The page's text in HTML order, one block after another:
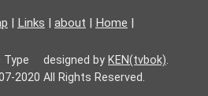
Links about Home
Type designed by KEN(tvbok).
2020 All Rights Reserved.